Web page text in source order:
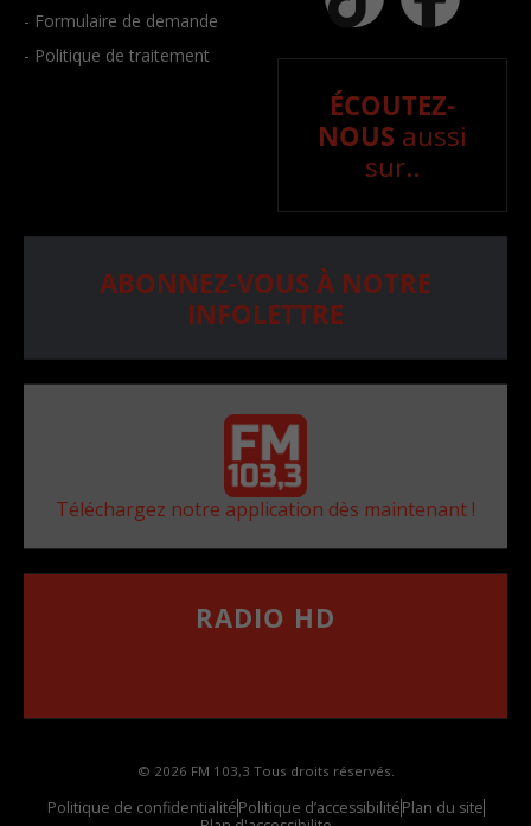
- Formulaire de demande
- Politique de traitement
ÉCOUTEZ-
NOUS aussi
sur..
ABONNEZ-VOUS À NOTRE
INFOLETTRE
Téléchargez notre application dès maintenant !
RADIO HD
© 2026 FM 103,3 Tous droits réservés.
Politique de confidentialitéPolitique d’accessibilitéPlan du site